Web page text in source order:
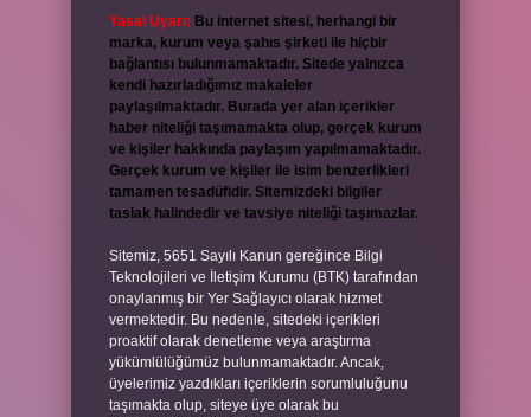
Yasal Uyarı: Bu internet sitesi, herhangi bir
marka, kurum veya şahıs şirketi ile hiçbir
bağlantısı bulunmamaktadır. Sitede yalnızca
kendi hazırladığımız makaleler
paylaşılmaktadır. Burada yer alan içerikler
haber niteliği taşımamakta olup, gerçek kurum
ve kişiler hakkında paylaşım yapılmamaktadır.
Gerçek kurum ve kişiler ile isim benzerlikleri
tamamen tesadüfidir. Sitemizdeki bilgiler
taslak halindedir ve tavsiye niteliği taşımazlar.
Sitemiz, 5651 Sayılı Kanun gereğince Bilgi
Teknolojileri ve İletişim Kurumu (BTK) tarafından
onaylanmış bir Yer Sağlayıcı olarak hizmet
vermektedir. Bu nedenle, sitedeki içerikleri
proaktif olarak denetleme veya araştırma
yükümlülüğümüz bulunmamaktadır. Ancak,
üyelerimiz yazdıkları içeriklerin sorumluluğunu
taşımakta olup, siteye üye olarak bu